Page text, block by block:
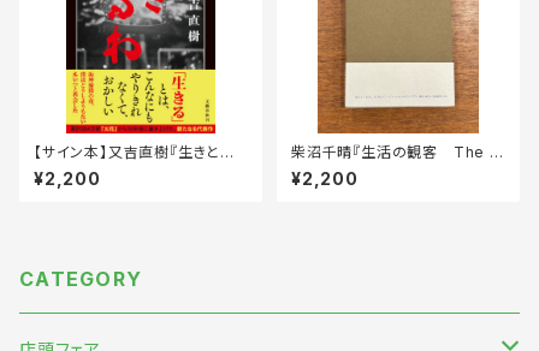
【サイン本】又吉直樹『生きとる
わ』
¥2,200
柴沼千晴『生活の観客 The D
iary of a Gaze』
¥2,200
CATEGORY